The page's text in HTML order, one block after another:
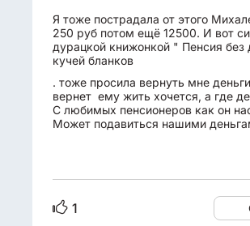
Я тоже пострадала от этого
250 руб потом ещё 12500. И вот
дурацкой книжонкой " Пенсия без
кучей бланков
. тоже просила вернуть мне
вернет ему жить хочется, а где
С любимых пенсионеров как он
Может подавиться нашими
1